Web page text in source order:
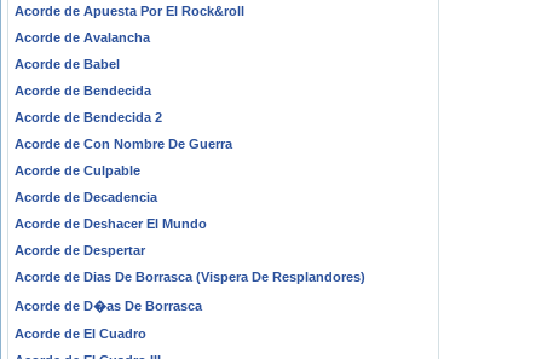
Acorde de Apuesta Por El Rock&roll
Acorde de Avalancha
Acorde de Babel
Acorde de Bendecida
Acorde de Bendecida 2
Acorde de Con Nombre De Guerra
Acorde de Culpable
Acorde de Decadencia
Acorde de Deshacer El Mundo
Acorde de Despertar
Acorde de Dias De Borrasca (Vispera De Resplandores)
Acorde de D�as De Borrasca
Acorde de El Cuadro